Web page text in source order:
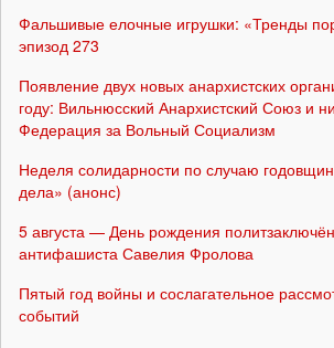
Фальшивые елочные игрушки: «Тренды
эпизод 273
Появление двух новых анархистских
году: Вильнюсский Анархистский Союз и
Федерация за Вольный Социализм
Неделя солидарности по случаю
дела» (анонс)
5 августа — День рождения
антифашиста Савелия Фролова
Пятый год войны и сослагательное
событий